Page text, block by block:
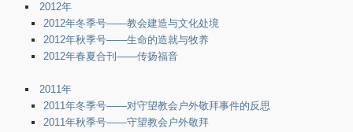
2012年
2012年冬季号——教会建造与文化处境
2012年秋季号——生命的造就与牧养
2012年春夏合刊——传扬福音
2011年
2011年冬季号——对守望教会户外敬拜事件的反思
2011年秋季号——守望教会户外敬拜